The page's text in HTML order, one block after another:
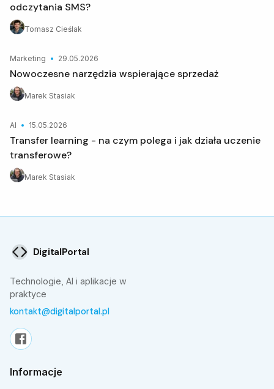
odczytania SMS?
Tomasz Cieślak
Marketing 29.05.2026
Nowoczesne narzędzia wspierające sprzedaż
Marek Stasiak
AI 15.05.2026
Transfer learning - na czym polega i jak działa uczenie
transferowe?
Marek Stasiak
DigitalPortal
Technologie, AI i aplikacje w
praktyce
kontakt@digitalportal.pl
Informacje